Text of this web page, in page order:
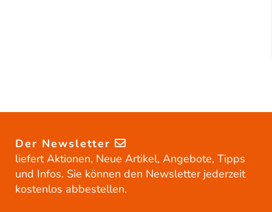
Der Newsletter
liefert Aktionen, Neue Artikel, Angebote, Tipps
und Infos. Sie können den Newsletter jederzeit
kostenlos abbestellen.